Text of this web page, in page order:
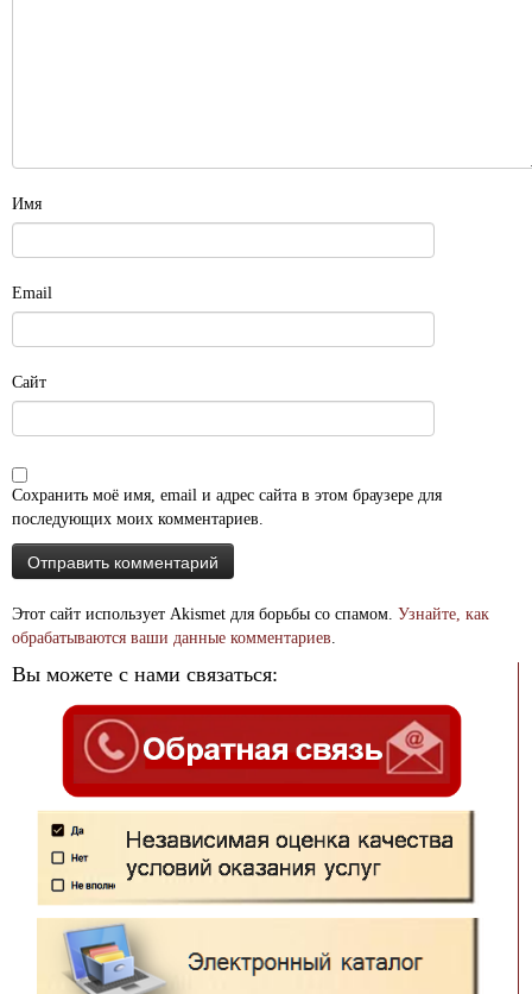
Имя
Email
Сайт
Сохранить моё имя, email и адрес сайта в этом браузере для
последующих моих комментариев.
Этот сайт использует Akismet для борьбы со спамом. Узнайте, как
обрабатываются ваши данные комментариев.
Вы можете с нами связаться: